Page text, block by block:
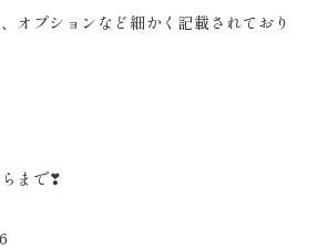
オプションなど細かく記載されており
まで❣